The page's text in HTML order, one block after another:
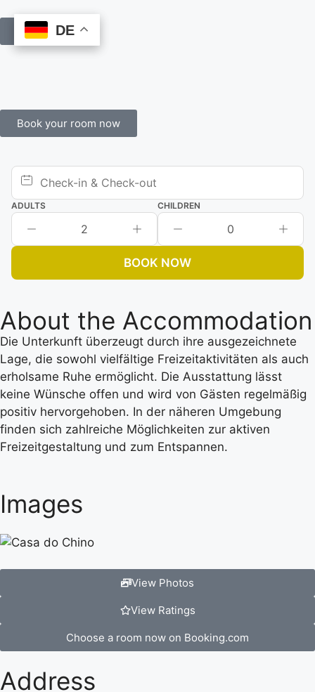
Book Online
Book your room now
ADULTS
2
CHILDREN
0
BOOK NOW
About the Accommodation
Die Unterkunft überzeugt durch ihre ausgezeichnete
Lage, die sowohl vielfältige Freizeitaktivitäten als auch
erholsame Ruhe ermöglicht. Die Ausstattung lässt
keine Wünsche offen und wird von Gästen regelmäßig
positiv hervorgehoben. In der näheren Umgebung
finden sich zahlreiche Möglichkeiten zur aktiven
Freizeitgestaltung und zum Entspannen.
Images
View Photos
View Ratings
Choose a room now on Booking.com
Address
DE
DE